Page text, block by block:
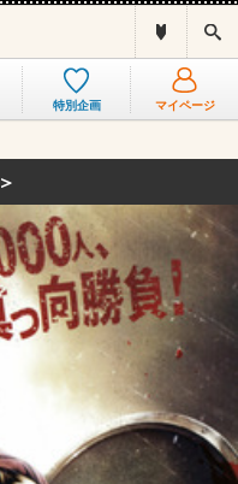
ス
特別企画 マイページ